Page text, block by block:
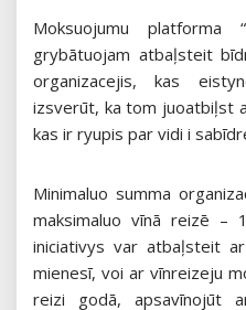
Moksuojumu platforma
grybātuojam atbaļsteit
organizacejis, kas
izsverūt, ka tom juoatbiļst
kas ir ryupis par vidi i
Minimaluo summa
maksimaluo vīnā reizē –
iniciativys var atbaļsteit
mienesī, voi ar vīnreizeju
reizi godā, apsavīnojūt